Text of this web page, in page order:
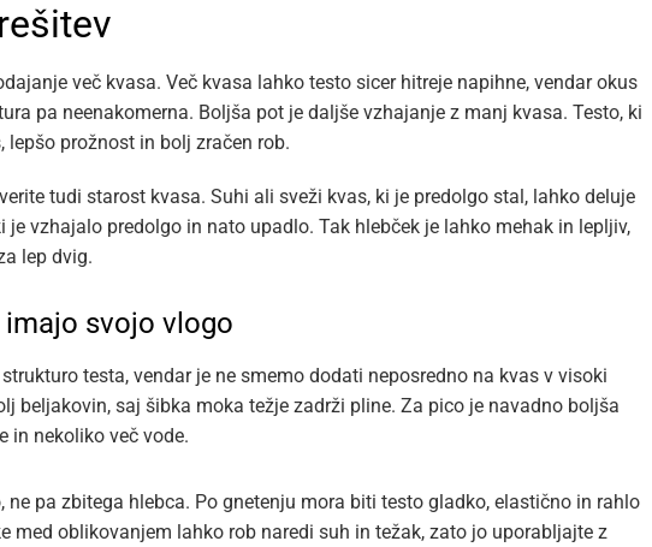
več kvasa. Več kvasa lahko testo sicer hitreje napihne, vendar okus
pa neenakomerna. Boljša pot je daljše vzhajanje z manj kvasa. Testo, ki
lepšo prožnost in bolj zračen rob.
tudi starost kvasa. Suhi ali sveži kvas, ki je predolgo stal, lahko deluje
je vzhajalo predolgo in nato upadlo. Tak hlebček je lahko mehak in lepljiv,
lep dvig.
svojo vlogo
testa, vendar je ne smemo dodati neposredno na kvas v visoki
beljakovin, saj šibka moka težje zadrži pline. Za pico je navadno boljša
in nekoliko več vode.
ne pa zbitega hlebca. Po gnetenju mora biti testo gladko, elastično in rahlo
med oblikovanjem lahko rob naredi suh in težak, zato jo uporabljajte z